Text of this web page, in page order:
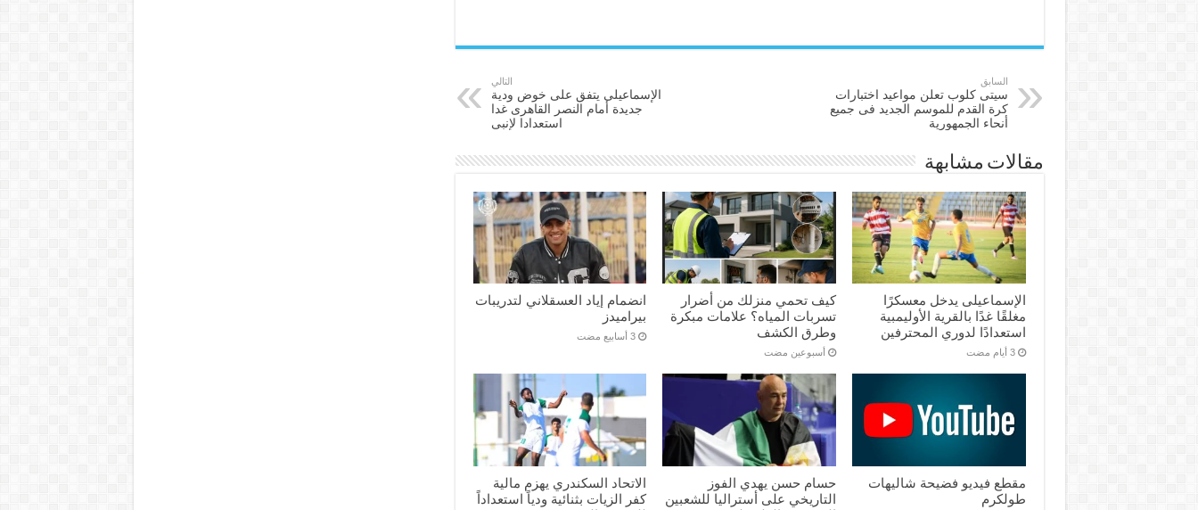
السابق
سيتى كلوب تعلن مواعيد اختبارات
كرة القدم للموسم الجديد فى جميع
أنحاء الجمهورية
التالي
الإسماعيلى يتفق على خوض ودية
جديدة أمام النصر القاهرى غدا
استعدادا لإنبى
مقالات مشابهة
الإسماعیلی یدخل معسكرًا
مغلقًا غدًا بالقرية الأوليمبية
استعدادًا لدوري المحترفين
‏3 أيام مضت
كيف تحمي منزلك من أضرار
تسربات المياه؟ علامات مبكرة
وطرق الكشف
‏أسبوعين مضت
انضمام إياد العسقلاني لتدريبات
بيراميدز
‏3 أسابيع مضت
مقطع فيديو فضيحة شاليهات
طولكرم
حسام حسن يهدي الفوز
التاريخي على أستراليا للشعبين
الاتحاد السكندري يهزم مالية
كفر الزيات بثنائية ودياً استعداداً